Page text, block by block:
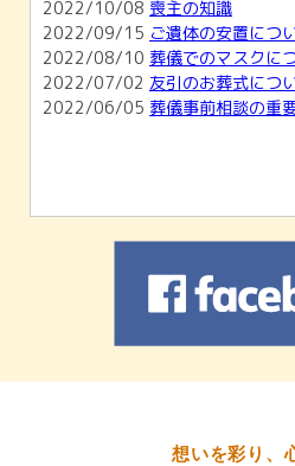
2022/10/08 喪主の知識
2022/09/15 ご遺体の安置につ
2022/08/10 葬儀でのマスクに
2022/07/02 友引のお葬式につ
2022/06/05 葬儀事前相談の重
想いを彩り、